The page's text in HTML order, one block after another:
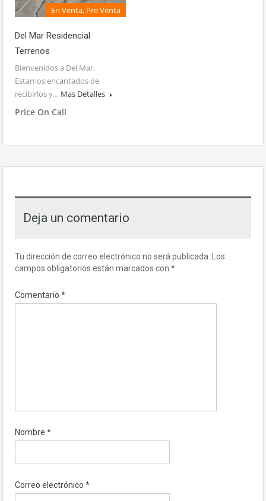
En Venta, Pre Venta
Del Mar Residencial
Terrenos
Bienvenidos a Del Mar,
Estamos encantados de
recibirlos y… Mas Detalles
Price On Call
Deja un comentario
Tu dirección de correo electrónico no será publicada. Los
campos obligatorios están marcados con *
Comentario *
Nombre *
Correo electrónico *